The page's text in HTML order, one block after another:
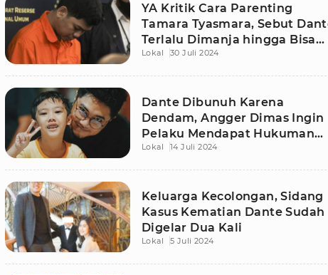
YA Kritik Cara Parenting
Tamara Tyasmara, Sebut
Terlalu Dimanja hingga Bisa
Jadi Bencong
Lokal 30 Juli 2024
Dante Dibunuh Karena
Dendam, Angger Dimas Ingin
Pelaku Mendapat Hukuman
Maksimal
Lokal 14 Juli 2024
Keluarga Kecolongan, Sidang
Kasus Kematian Dante Sudah
Digelar Dua Kali
Lokal 5 Juli 2024